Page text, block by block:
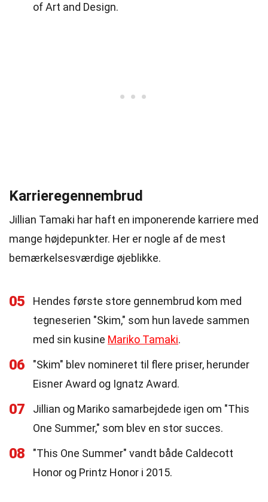
of Art and Design.
Karrieregennembrud
Jillian Tamaki har haft en imponerende karriere med
mange højdepunkter. Her er nogle af de mest
bemærkelsesværdige øjeblikke.
05
Hendes første store gennembrud kom med
tegneserien "Skim," som hun lavede sammen
med sin kusine Mariko Tamaki.
06
"Skim" blev nomineret til flere priser, herunder
Eisner Award og Ignatz Award.
07
Jillian og Mariko samarbejdede igen om "This
One Summer," som blev en stor succes.
08
"This One Summer" vandt både Caldecott
Honor og Printz Honor i 2015.